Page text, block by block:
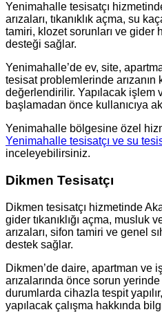
Yenimahalle tesisatçı
arızaları, tıkanıklık açma, su
tamiri, klozet sorunları ve gider
desteği sağlar.
Yenimahalle’de ev, site,
tesisat problemlerinde arızanın
değerlendirilir. Yapılacak işlem
başlamadan önce kullanıcıya
Yenimahalle bölgesine özel
Yenimahalle tesisatçı ve su
inceleyebilirsiniz.
Dikmen Tesisatçı
Dikmen tesisatçı hizmetinde
gider tıkanıklığı açma, musluk
arızaları, sifon tamiri ve genel
destek sağlar.
Dikmen’de daire, apartman ve
arızalarında önce sorun
durumlarda cihazla tespit
yapılacak çalışma hakkında